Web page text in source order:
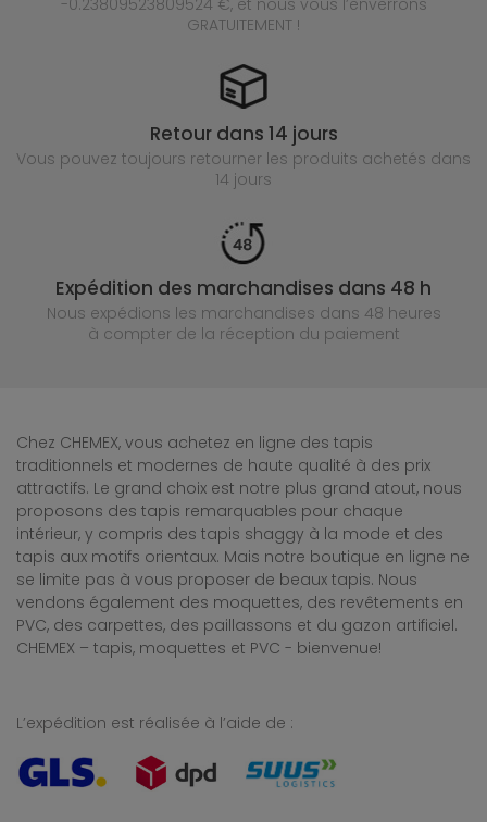
-0.23809523809524 €, et nous vous l’enverrons
GRATUITEMENT !
Retour dans 14 jours
Vous pouvez toujours retourner les produits achetés dans
14 jours
Expédition des marchandises dans 48 h
Nous expédions les marchandises dans 48 heures
à compter de la réception du paiement
Chez CHEMEX, vous achetez en ligne des tapis
traditionnels et modernes de haute qualité à des prix
attractifs. Le grand choix est notre plus grand atout, nous
proposons des tapis remarquables pour chaque
intérieur, y compris des tapis shaggy à la mode et des
tapis aux motifs orientaux. Mais notre boutique en ligne ne
se limite pas à vous proposer de beaux tapis. Nous
vendons également des moquettes, des revêtements en
PVC, des carpettes, des paillassons et du gazon artificiel.
CHEMEX – tapis, moquettes et PVC - bienvenue!
L’expédition est réalisée à l’aide de :